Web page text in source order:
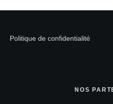
Politique de confidentialité
NOS